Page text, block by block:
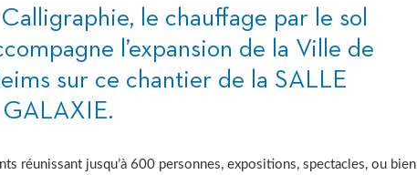
, le chauffage par le sol
l’expansion de la Ville de
sur ce chantier de la SALLE
réunissant jusqu’à 600 personnes, expositions, spectacles, ou bien